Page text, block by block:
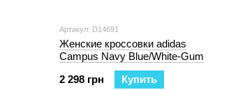
Артикул: D14691
Женские кроссовки adidas
Campus Navy Blue/White-Gum
2 298 грн
Купить